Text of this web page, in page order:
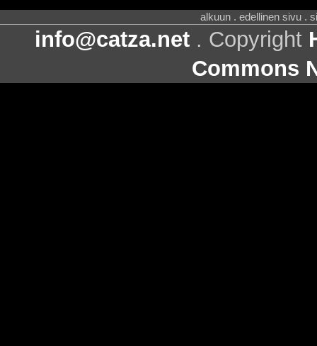
alkuun . edellinen sivu .
info@catza.net . Copyright
Commons